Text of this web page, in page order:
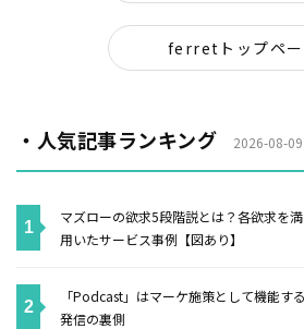
ferretトップペー
・人気記事ランキング 2026-08-
マズローの欲求5段階説とは？各欲求を
用いたサービス事例【図あり】
「Podcast」はマーケ施策として機能す
発信の裏側